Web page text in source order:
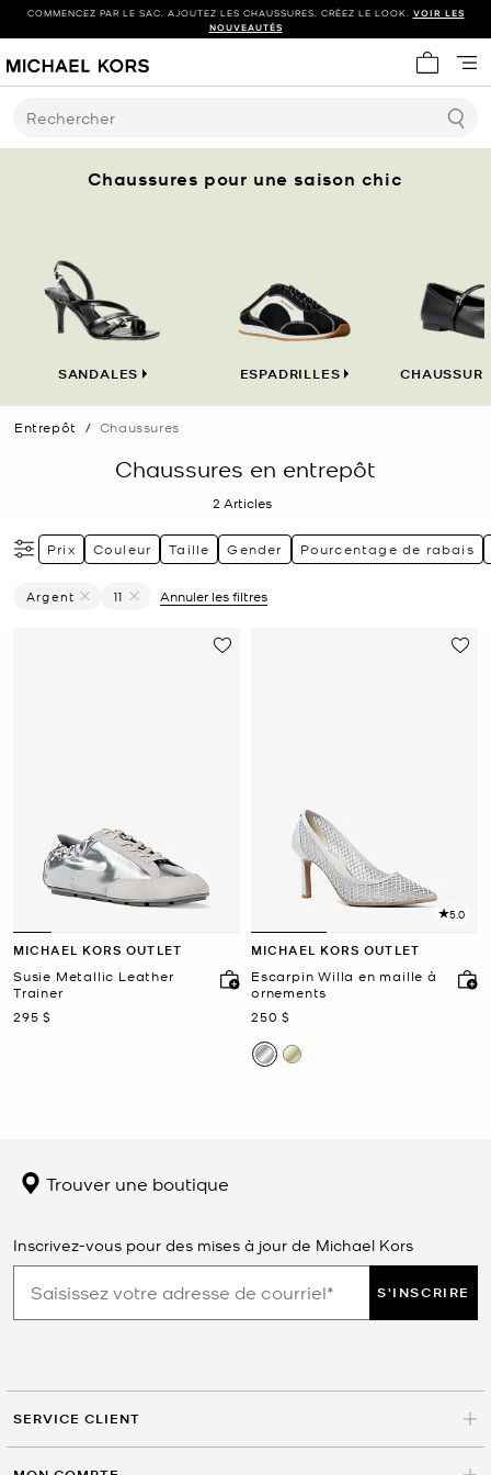
COMMENCEZ PAR LE SAC. AJOUTEZ LES CHAUSSURES. CRÉEZ LE LOOK. VOIR LES
NOUVEAUTÉS
Mon
Rechercher
Chaussures pour une saison chic
SANDALES ESPADRILLES
Entrepôt / Chaussures
Chaussures en entrepôt
2 Articles
Prix Couleur Taille Gender Pourcentage de rabais
Argent
11
Annuler les filtres
MICHAEL KORS OUTLET
Susie Metallic Leather
Trainer
maintenant
295 $
5.0
MICHAEL KORS OUTLET
Escarpin Willa en maille à
ornements
maintenant
250 $
Trouver une boutique
Inscrivez-vous pour des mises à jour de Michael Kors
S'INSCRIRE
SERVICE CLIENT